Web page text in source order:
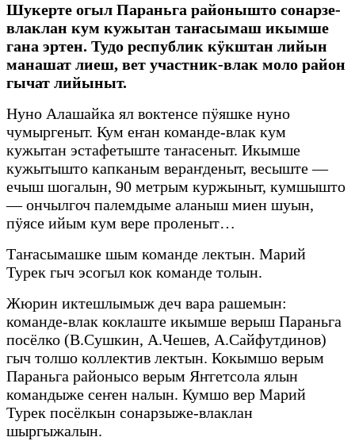
Шукерте огыл Параньга районышто сонарзе-
влаклан кум кужытан таҥасымаш икымше
гана эртен. Тудо республик кӱкштан лийын
манашат лиеш, вет участник-влак моло район
гычат лийыныт.
Нуно Алашайка ял воктенсе пӱяшке нуно
чумыргеныт. Кум еҥан команде-влак кум
кужытан эстафетыште таҥасеныт. Икымше
кужытышто капканым вераҥденыт, весыште —
ечыш шогалын, 90 метрым куржыныт, кумшышто
— ончылгоч палемдыме аланыш миен шуын,
пӱясе ийым кум вере проленыт…
Таҥасымашке шым команде лектын. Марий
Турек гыч эсогыл кок команде толын.
Жюрин иктешлымыж деч вара рашемын:
команде-влак коклаште икымше верыш Параньга
посёлко (В.Сушкин, А.Чешев, А.Сайфутдинов)
гыч толшо коллектив лектын. Кокымшо верым
Параньга районысо верым Яҥгетсола ялын
командыже сеҥен налын. Кумшо вер Марий
Турек посёлкын сонарзыже-влаклан
шыргыжалын.